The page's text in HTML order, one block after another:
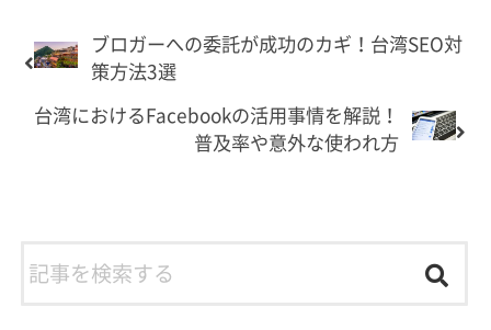
ブロガーへの委託が成功のカギ！台湾SEO対
策方法3選
台湾におけるFacebookの活用事情を解説！
普及率や意外な使われ方